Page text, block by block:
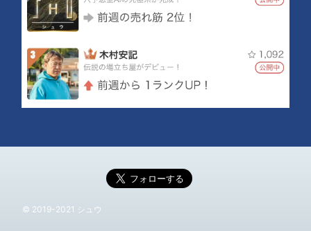
© 2019-2021 シュウ